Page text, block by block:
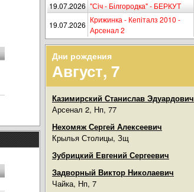
19.07.2026 "Сiч - Білгородка" - БЕРКУТ
19.07.2026
Крижинка - Кепіталз 2010 -
Арсенал 2
Дни рождения
Август, 7
Казимирский Станислав Эдуардович
Арсенал 2, Нп, 77
Нехомяж Сергей Алексеевич
Крылья Столицы, Зщ
Зубрицкий Евгений Сергеевич
Задворный Виктор Николаевич
Чайка, Нп, 7